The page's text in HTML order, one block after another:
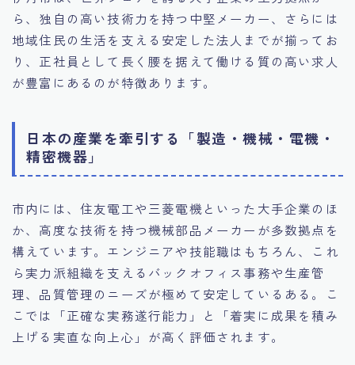
ら、独自の高い技術力を持つ中堅メーカー、さらには
地域住民の生活を支える安定した法人までが揃ってお
り、正社員として長く腰を据えて働ける質の高い求人
が豊富にあるのが特徴あります。
日本の産業を牽引する「製造・機械・電機・
精密機器」
市内には、住友電工や三菱電機といった大手企業のほ
か、高度な技術を持つ機械部品メーカーが多数拠点を
構えています。エンジニアや技能職はもちろん、これ
ら実力派組織を支えるバックオフィス事務や生産管
理、品質管理のニーズが極めて安定しているある。こ
こでは「正確な実務遂行能力」と「着実に成果を積み
上げる実直な向上心」が高く評価されます。